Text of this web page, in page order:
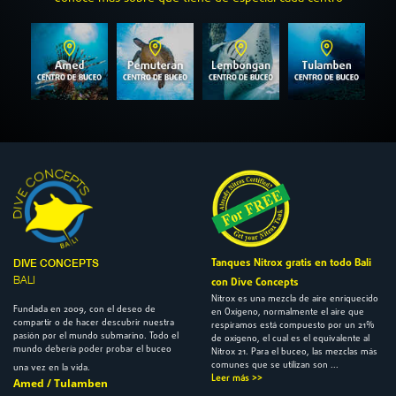
DIVE CONCEPTS
BALI
Fundada en 2009, con el deseo de
compartir o de hacer descubrir nuestra
pasión por el mundo submarino. Todo el
mundo debería poder probar el buceo
una vez en la vida.
Amed / Tulamben
Tanques Nitrox gratis en todo Bali
con Dive Concepts
Nitrox es una mezcla de aire enriquecido
en Oxígeno, normalmente el aire que
respiramos está compuesto por un 21%
de oxígeno, el cual es el equivalente al
Nitrox 21. Para el buceo, las mezclas más
comunes que se utilizan son ...
Leer más >>